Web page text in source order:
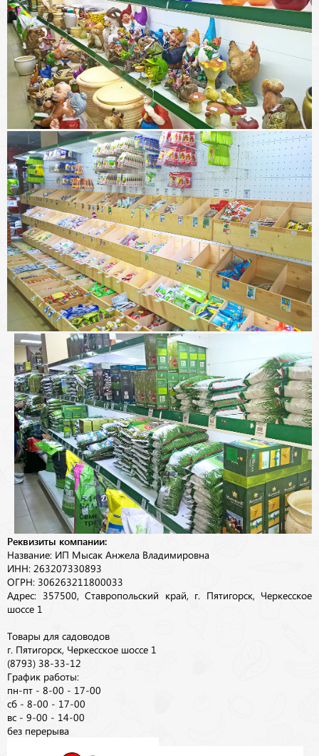
Реквизиты компании:
Название: ИП Мысак Анжела Владимировна
ИНН: 263207330893
ОГРН: 306263211800033
Адрес: 357500, Ставропольский край, г. Пятигорск, Черкесское
шоссе 1
Товары для садоводов
г. Пятигорск, Черкесское шоссе 1
(8793) 38-33-12
График работы:
пн-пт - 8-00 - 17-00
сб - 8-00 - 17-00
вс - 9-00 - 14-00
без перерыва